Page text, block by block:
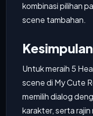
kombinasi pilihan
scene tambahan.
Kesimpulan
Untuk meraih 5
scene di My Cute
memilih dialog
karakter, serta